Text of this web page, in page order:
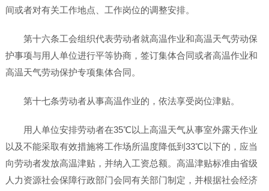
间或者对有关工作地点、工作岗位的调整安排。
第十六条工会组织代表劳动者就高温作业和高温天气劳动保
护事项与用人单位进行平等协商，签订集体合同或者高温作业和
高温天气劳动保护专项集体合同。
第十七条劳动者从事高温作业的，依法享受岗位津贴。
用人单位安排劳动者在35℃以上高温天气从事室外露天作业
以及不能采取有效措施将工作场所温度降低到33℃以下的，应当
向劳动者发放高温津贴，并纳入工资总额。高温津贴标准由省级
人力资源社会保障行政部门会同有关部门制定，并根据社会经济